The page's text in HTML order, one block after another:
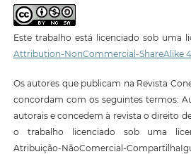
Este trabalho está licenciado sob uma
Attribution-NonCommercial-ShareAlike
Os autores que publicam na Revista
concordam com os seguintes termos:
autorais e concedem à revista o direito
o trabalho licenciado sob uma
Atribuição-NãoComercial-